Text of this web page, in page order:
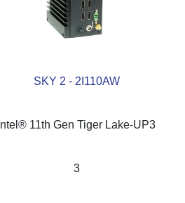
SKY 2 - 2I110AW
Intel® 11th Gen Tiger Lake-UP3
3